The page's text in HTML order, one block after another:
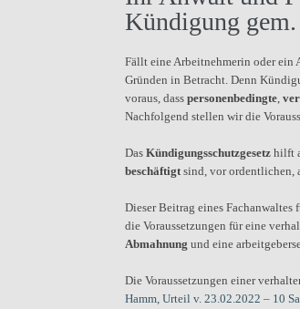
Kündigung
Fällt eine Arbeitnehmerin oder ein
Gründen in Betracht. Denn
voraus, dass personenbedingte,
Nachfolgend stellen wir die
Das Kündigungsschutzgesetz hilft
beschäftigtsind, vor ordentlichen,
Dieser Beitrag eines
die Voraussetzungen für eine
Abmahnung und eine
Die Voraussetzungen einer
Hamm, Urteil v. 23.02.2022 – 10